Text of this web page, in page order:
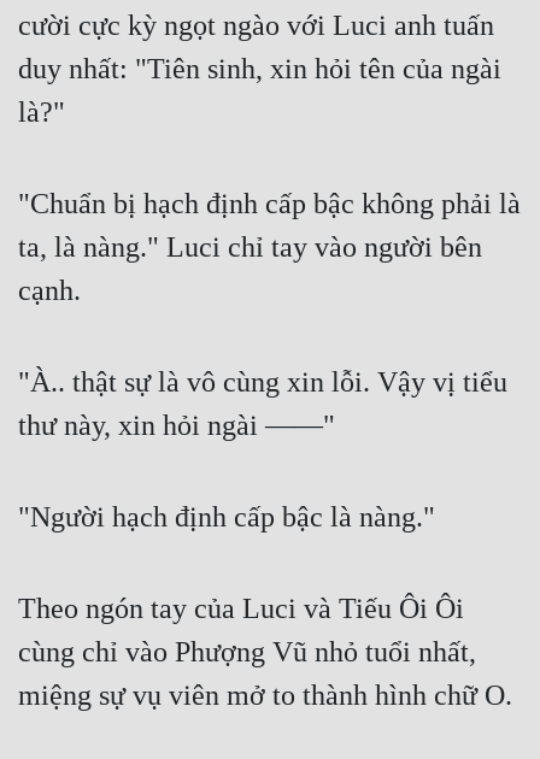
cười cực kỳ ngọt ngào với Luci anh tuấn
duy nhất: "Tiên sinh, xin hỏi tên của ngài
là?"
"Chuẩn bị hạch định cấp bậc không phải là
ta, là nàng." Luci chỉ tay vào người bên
cạnh.
"À.. thật sự là vô cùng xin lỗi. Vậy vị tiểu
thư này, xin hỏi ngài ——"
"Người hạch định cấp bậc là nàng."
Theo ngón tay của Luci và Tiếu Ôi Ôi
cùng chỉ vào Phượng Vũ nhỏ tuổi nhất,
miệng sự vụ viên mở to thành hình chữ O.